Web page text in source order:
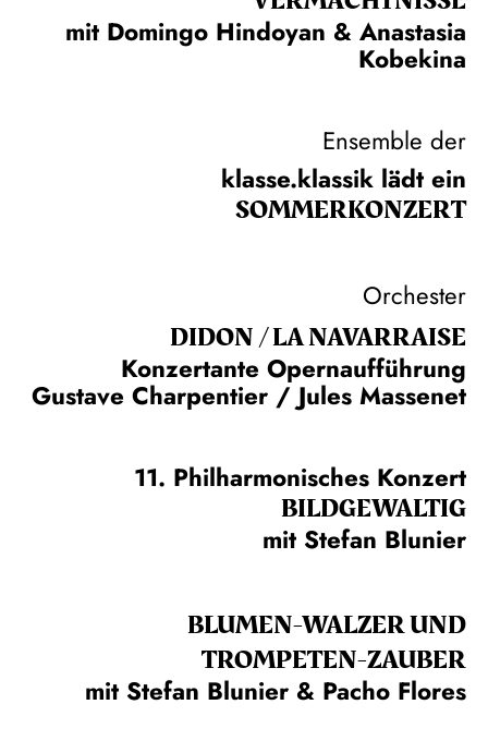
mit Domingo Hindoyan & Anastasia
Kobekina
Ensemble der
klasse.klassik lädt ein
SOMMER­KONZERT
Orchester
DIDON / LA NAVAR­RAISE
Konzertante Opernaufführung
Gustave Charpentier / Jules Massenet
11. Philharmonisches Konzert
BILDGEWALTIG
mit Stefan Blunier
BLUMEN-WALZER UND
TROMPETEN-ZAUBER
mit Stefan Blunier & Pacho Flores